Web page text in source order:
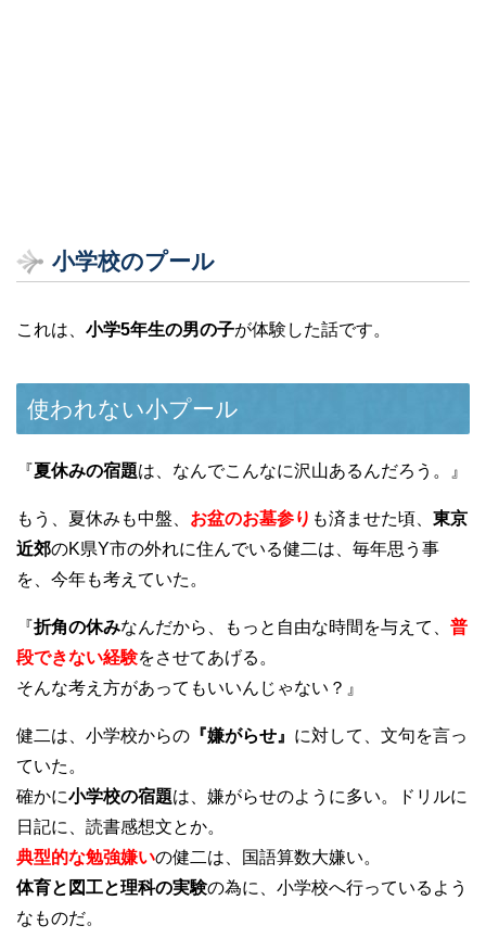
小学校のプール
これは、 小学5年生の男の子が体験した話です。
使われない小プール
『夏休みの宿題は、なんでこんなに沢山あるんだろう。』
もう、夏休みも中盤、 お盆のお墓参り も済ませた頃、 東京
近郊のK県Y市の外れに住んでいる健二は、毎年思う事
を、今年も考えていた。
『折角の休みなんだから、もっと自由な時間を与えて、 普
段できない経験をさせてあげる。
そんな考え方があってもいいんじゃない？』
健二は、小学校からの 『嫌がらせ』 に対して、文句を言っ
ていた。
確かに小学校の宿題は、嫌がらせのように多い。ドリルに
日記に、読書感想文とか。
典型的な勉強嫌いの健二は、国語算数大嫌い。
体育と図工と理科の実験の為に、小学校へ行っているよう
なものだ。